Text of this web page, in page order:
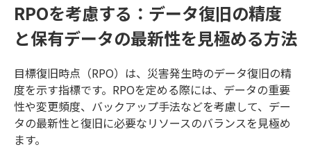
RPOを考慮する：データ復旧の精度
と保有データの最新性を見極める方法
目標復旧時点（RPO）は、災害発生時のデータ復旧の精
度を示す指標です。RPOを定める際には、データの重要
性や変更頻度、バックアップ手法などを考慮して、デー
タの最新性と復旧に必要なリソースのバランスを見極め
ます。